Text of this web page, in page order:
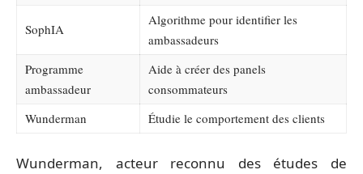
SophIA
Algorithme pour identifier les
ambassadeurs
Programme
ambassadeur
Aide à créer des panels
consommateurs
Wunderman
Étudie le comportement des clients
Wunderman, acteur reconnu des études de